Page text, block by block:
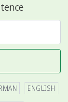
ENGLISH